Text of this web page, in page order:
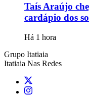
Taís Araújo
cardápio dos
Há 1 hora
Grupo Itatiaia
Itatiaia Nas Redes